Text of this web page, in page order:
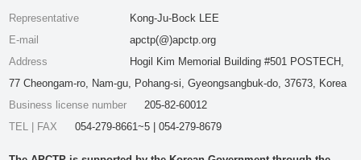
Representative
Kong-Ju-Bock LEE
E-mail
apctp(@)apctp.org
Address
Hogil Kim Memorial Building #501 POSTECH,
77 Cheongam-ro, Nam-gu, Pohang-si, Gyeongsangbuk-do, 37673, Korea
Business license number
205-82-60012
TEL | FAX
054-279-8661~5 | 054-279-8679